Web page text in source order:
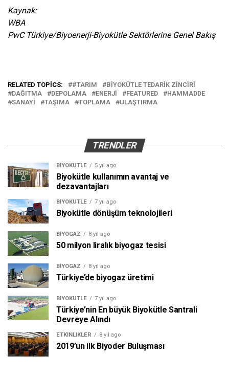
Kaynak:
WBA
PwC Türkiye/Biyoenerji-Biyokütle Sektörlerine Genel Bakış
RELATED TOPICS: #TARIM
BIYOKÜTLE TEDARIK ZINCIRI
DAĞITMA
DEPOLAMA ENERJI FEATURED
HAMMADDE
SANAYI
TAŞIMA TOPLAMA ULAŞTIRMA
TRENDLER
BIYOKÜTLE 5 yıl ago
Biyokütle kullanımın avantaj ve
dezavantajları
BIYOKÜTLE 7 yıl ago
Biyokütle dönüşüm teknolojileri
BIYOGAZ 8 yıl ago
50 milyon liralık biyogaz tesisi
BIYOGAZ 8 yıl ago
Türkiye’de biyogaz üretimi
BIYOKÜTLE 7 yıl ago
Türkiye’nin En büyük Biyokütle Santrali
Devreye Alındı
ETKINLIKLER 8 yıl ago
2019’un ilk Biyoder Buluşması